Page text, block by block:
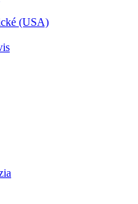
(USA)